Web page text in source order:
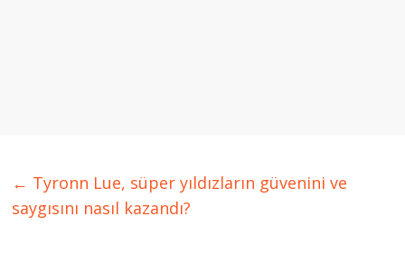
← Tyronn Lue, süper yıldızların güvenini ve
saygısını nasıl kazandı?